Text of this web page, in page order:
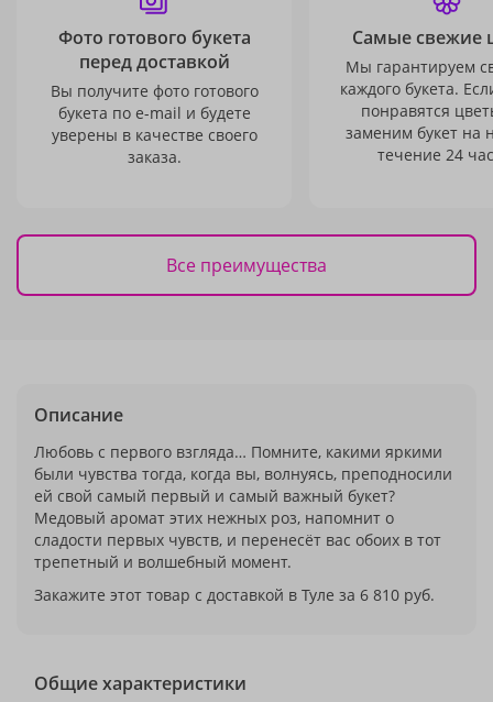
Фото готового букета
перед доставкой
Вы получите фото готового
букета по e-mail и будете
уверены в качестве своего
заказа.
Самые свежие
Мы гарантируем
каждого букета.
понравятся
заменим букет на
течение 24
Все преимущества
Описание
Любовь с первого взгляда… Помните, какими яркими
были чувства тогда, когда вы, волнуясь, преподносили
ей свой самый первый и самый важный букет?
Медовый аромат этих нежных роз, напомнит о
сладости первых чувств, и перенесёт вас обоих в тот
трепетный и волшебный момент.
Закажите этот товар с доставкой в Туле за 6 810 руб.
Общие характеристики